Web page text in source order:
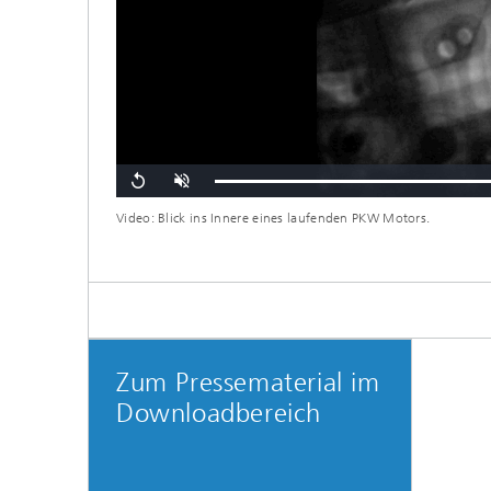
Replay Unmute
Video: Blick ins Innere eines laufenden PKW Motors.
Zum Pressematerial im
Downloadbereich